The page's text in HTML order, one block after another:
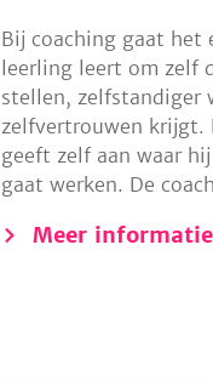
Bij coaching gaat het
leerling leert om zelf
stellen, zelfstandiger
zelfvertrouwen krijgt.
geeft zelf aan waar
gaat werken. De
Meer informatie